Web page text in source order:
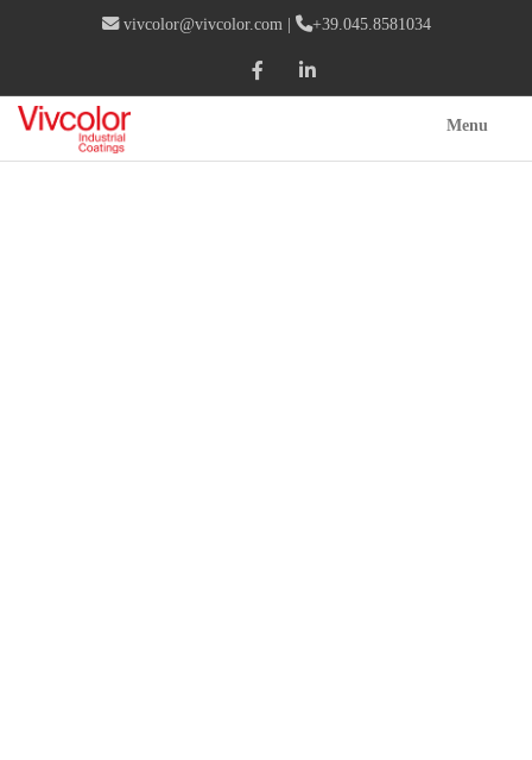
vivcolor@vivcolor.com | +39.045.8581034
Menu